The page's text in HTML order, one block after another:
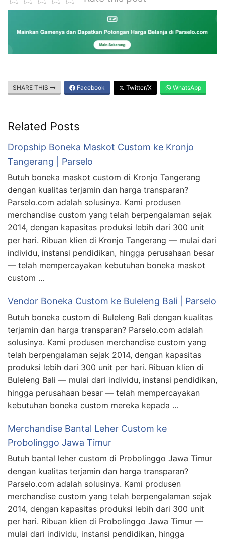
SHARE THIS Facebook Twitter/X WhatsApp
Related Posts
Dropship Boneka Maskot Custom ke Kronjo
Tangerang | Parselo
Butuh boneka maskot custom di Kronjo Tangerang
dengan kualitas terjamin dan harga transparan?
Parselo.com adalah solusinya. Kami produsen
merchandise custom yang telah berpengalaman sejak
2014, dengan kapasitas produksi lebih dari 300 unit
per hari. Ribuan klien di Kronjo Tangerang — mulai dari
individu, instansi pendidikan, hingga perusahaan besar
— telah mempercayakan kebutuhan boneka maskot
custom …
Vendor Boneka Custom ke Buleleng Bali | Parselo
Butuh boneka custom di Buleleng Bali dengan kualitas
terjamin dan harga transparan? Parselo.com adalah
solusinya. Kami produsen merchandise custom yang
telah berpengalaman sejak 2014, dengan kapasitas
produksi lebih dari 300 unit per hari. Ribuan klien di
Buleleng Bali — mulai dari individu, instansi pendidikan,
hingga perusahaan besar — telah mempercayakan
kebutuhan boneka custom mereka kepada …
Merchandise Bantal Leher Custom ke
Probolinggo Jawa Timur
Butuh bantal leher custom di Probolinggo Jawa Timur
dengan kualitas terjamin dan harga transparan?
Parselo.com adalah solusinya. Kami produsen
merchandise custom yang telah berpengalaman sejak
2014, dengan kapasitas produksi lebih dari 300 unit
per hari. Ribuan klien di Probolinggo Jawa Timur —
mulai dari individu, instansi pendidikan, hingga